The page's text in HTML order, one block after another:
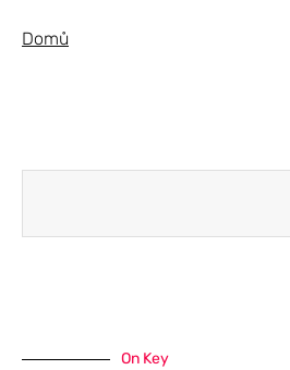
Domů
On Key